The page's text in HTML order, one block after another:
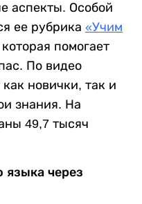
аспекты. Особой
ее рубрика «Учим
которая помогает
По видео
новички, так и
знания. На
49,7 тысяч
языка через